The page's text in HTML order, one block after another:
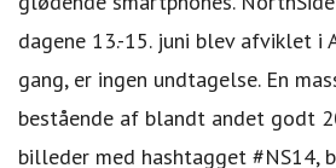
dagene 13.-15. juni blev afviklet i
gang, er ingen undtagelse. En
bestående af blandt andet godt
billeder med hashtagget #NS14,